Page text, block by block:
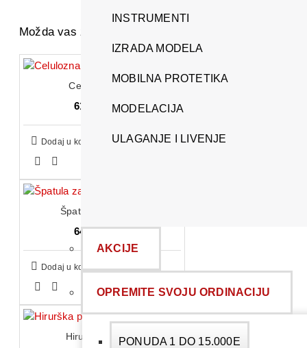
INSTRUMENTI
IZRADA MODELA
MOBILNA PROTETIKA
MODELACIJA
ULAGANJE I LIVENJE
AKCIJE
OPREMITE SVOJU ORDINACIJU
PONUDA 1 DO 15.000E
Možda vas zanima i ovo...
Celulozna vata
612,00 RSD
Dodaj u korpu
Špatula za cement
648,00 RSD
Dodaj u korpu
Hirurška pinceta